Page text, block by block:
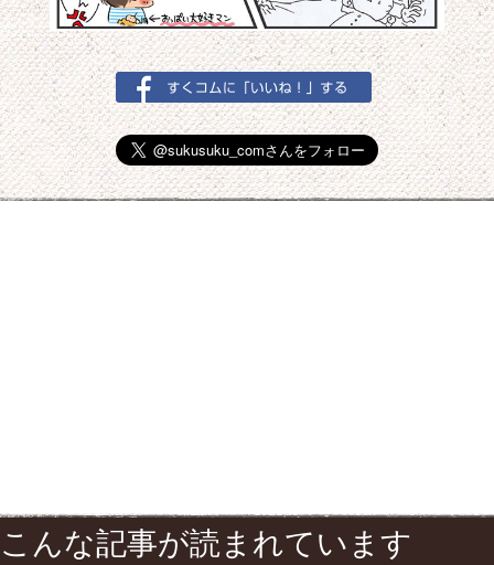
こんな記事が読まれています